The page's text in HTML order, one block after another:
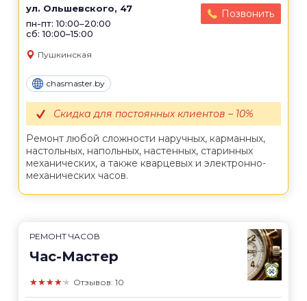
ул. Ольшевского, 47
пн-пт: 10:00–20:00
сб: 10:00–15:00
Позвонить
Пушкинская
chasmaster.by
Ремонт любой сложности наручных, карманных,
настольных, напольных, настенных, старинных
механических, а также кварцевых и электронно-
механических часов.
Скидка для постоянных клиентов – 10%
РЕМОНТ ЧАСОВ
Час-Мастер
★★★★★ Отзывов: 10